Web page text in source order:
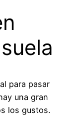
para pasar
una gran
los gustos.